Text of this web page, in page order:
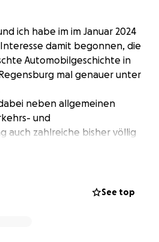
ich habe im im Januar 2024
damit begonnen, die
Automobilgeschichte in
mal genauer unter
neben allgemeinen
und
auch zahlreiche bisher völlig
und Bilder zur
aktuellen und ehemaligen
See top